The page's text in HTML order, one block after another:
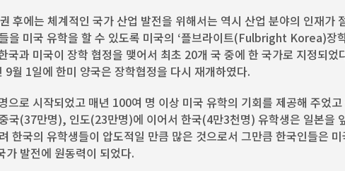
후에는 체계적인 국가 산업 발전을 위해서는 역시 산업 분야의 인재가
을 미국 유학을 할 수 있도록 미국의 ‘플브라이트(Fulbright Korea)장
과 미국이 장학 협정을 맺어서 최초 20개 국 중에 한 국가로 지정되었
월 1일에 한미 양국은 장학협정을 다시 재개하였다.
로 시작되었고 매년 100여 명 이상 미국 유학의 기회를 제공해 주었고
국(37만명), 인도(23만명)에 이어서 한국(4만3천명) 유학생은 일본을
한국의 유학생들이 압도적일 만큼 많은 것으로서 그만큼 한국인들은
가 발전에 원동력이 되었다.